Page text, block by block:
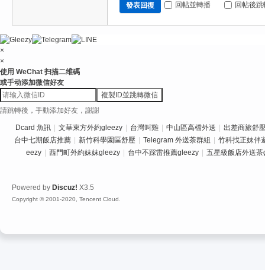
發表回復 回帖並轉播 回帖後
×
×
使用 WeChat 扫描二维碼
或手动添加微信好友
複製ID並跳轉微信
請跳轉後，手動添加好友，謝謝
Dcard 魚訊 文華東方外約gleezy 台灣叫雞 中山區高檔外送
出差商旅舒
台中七期飯店推薦
新竹科學園區舒壓 Telegram 外送茶群組
竹科找正妹伴
eezy
西門町外約妹妹gleezy 台中不踩雷推薦gleezy 五星級飯店外送
Powered by Discuz! X3.5
Copyright © 2001-2020, Tencent Cloud.